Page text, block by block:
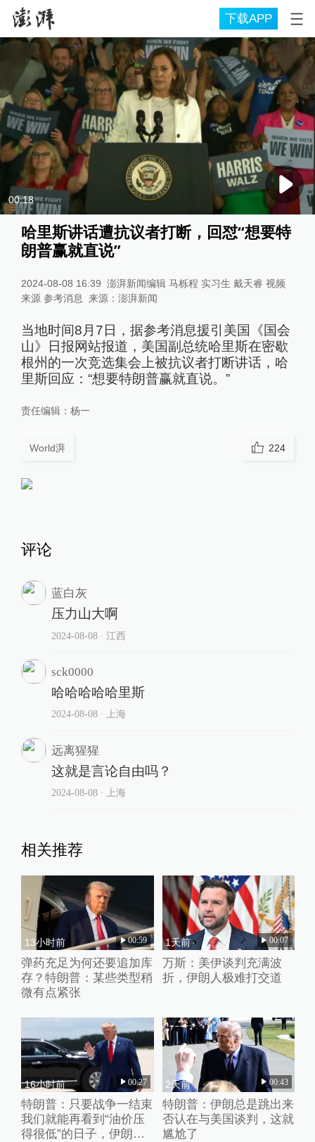
下载APP
00:18
哈里斯讲话遭抗议者打断，回怼“想要特
朗普赢就直说”
2024-08-08 16:39 澎湃新闻编辑 马栎程 实习生 戴天睿 视频
来源 参考消息
来源： 澎湃新闻
当地时间8月7日，据参考消息援引美国《国会
山》日报网站报道，美国副总统哈里斯在密歇
根州的一次竞选集会上被抗议者打断讲话，哈
里斯回应：“想要特朗普赢就直说。”
责任编辑： 杨一
World湃 224
评论
蓝白灰
压力山大啊
2024-08-08∙ 江西
sck0000
哈哈哈哈哈里斯
2024-08-08∙ 上海
远离猩猩
这就是言论自由吗？
2024-08-08∙ 上海
相关推荐
13小时前 00:59
弹药充足为何还要追加库
存？特朗普：某些类型稍
微有点紧张
1天前 00:07
万斯：美伊谈判充满波
折，伊朗人极难打交道
16小时前 00:27
特朗普：只要战争一结束
我们就能再看到“油价压
得很低”的日子，伊朗撑
2天前 00:43
特朗普：伊朗总是跳出来
否认在与美国谈判，这就
尴尬了